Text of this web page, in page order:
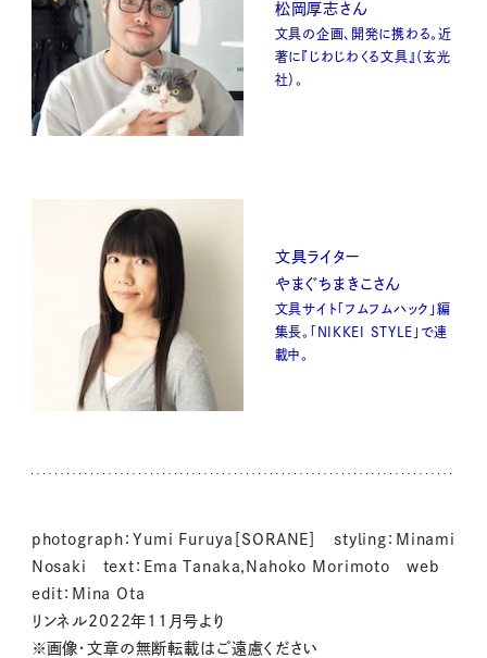
松岡厚志さん
文具の企画、開発に携わる。近
著に『じわじわくる文具』（玄光
社）。
文具ライター
やまぐちまきこさん
文具サイト「フムフムハック」編
集長。「NIKKEI STYLE」で連
載中。
photograph：Yumi Furuya［SORANE］ styling：Minami
Nosaki text：Ema Tanaka,Nahoko Morimoto web
edit：Mina Ota
リンネル2022年11月号より
※画像・文章の無断転載はご遠慮ください